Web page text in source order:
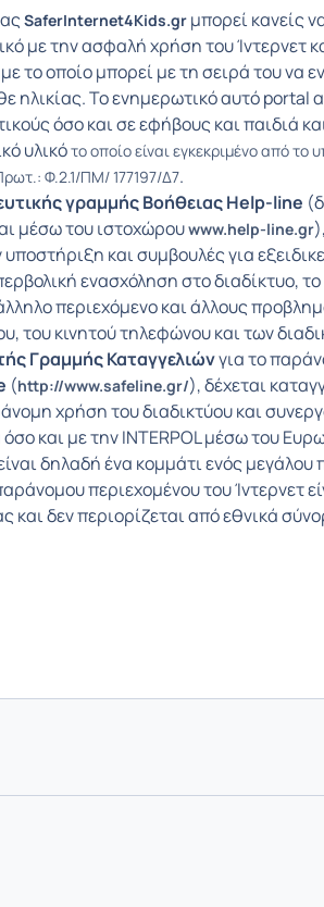
SaferInternet4Kids.gr μπορεί κανείς
με την ασφαλή χρήση του Ίντερνετ
το οποίο μπορεί με τη σειρά του να
ηλικίας. Το ενημερωτικό αυτό portal
όσο και σε εφήβους και παιδιά
υλικότο οποίο είναι εγκεκριμένο από το
Φ.2.1/ΠΜ/ 177197/Δ7.
γραμμής Βοήθειας Ηelp-line
μέσω του ιστοχώρουwww.help-line.gr
και συμβουλές για
ενασχόληση στο διαδίκτυο,
περιεχόμενο και άλλους
του κινητού τηλεφώνου και των
Γραμμής Καταγγελιώνγια το
(http://www.safeline.gr/), δέχεται
χρήση του διαδικτύου και
και με την INTERPOL μέσω του
δηλαδή ένα κομμάτι ενός μεγάλου
περιεχομένου του Ίντερνετ
και δεν περιορίζεται από εθνικά